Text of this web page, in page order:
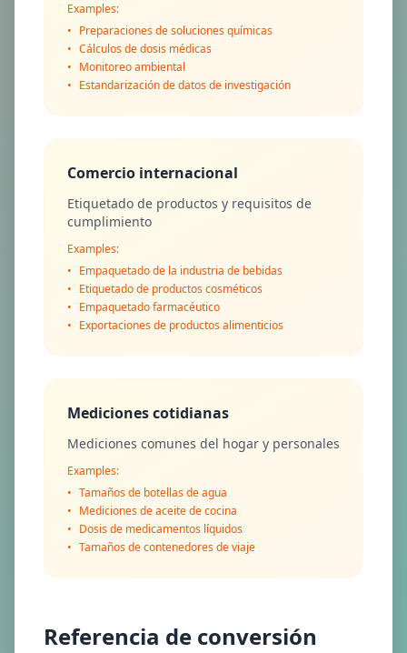
Examples:
• Preparaciones de soluciones químicas
• Cálculos de dosis médicas
• Monitoreo ambiental
• Estandarización de datos de investigación
Comercio internacional
Etiquetado de productos y requisitos de
cumplimiento
Examples:
• Empaquetado de la industria de bebidas
• Etiquetado de productos cosméticos
• Empaquetado farmacéutico
• Exportaciones de productos alimenticios
Mediciones cotidianas
Mediciones comunes del hogar y personales
Examples:
• Tamaños de botellas de agua
• Mediciones de aceite de cocina
• Dosis de medicamentos líquidos
• Tamaños de contenedores de viaje
Referencia de conversión